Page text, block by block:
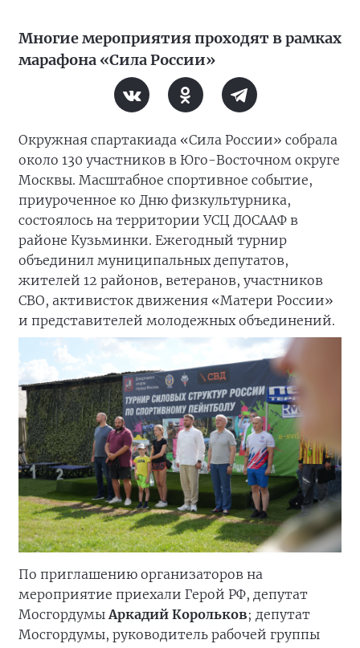
Многие мероприятия проходят в рамках
марафона «Сила России»
Окружная спартакиада «Сила России» собрала
около 130 участников в Юго-Восточном округе
Москвы. Масштабное спортивное событие,
приуроченное ко Дню физкультурника,
состоялось на территории УСЦ ДОСААФ в
районе Кузьминки. Ежегодный турнир
объединил муниципальных депутатов,
жителей 12 районов, ветеранов, участников
СВО, активисток движения «Матери России»
и представителей молодежных объединений.
По приглашению организаторов на
мероприятие приехали Герой РФ, депутат
МосгордумыАркадий Корольков; депутат
Мосгордумы, руководитель рабочей группы